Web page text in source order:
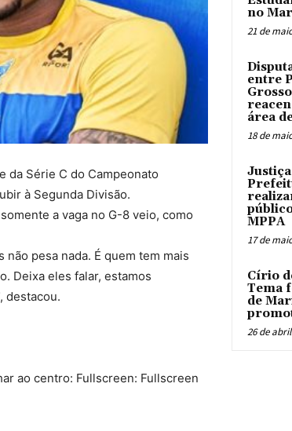
da Série C do Campeonato
à Segunda Divisão.
a vaga no G-8 veio, como
pesa nada. É quem tem mais
Deixa eles falar, estamos
destacou.
ao centro: Fullscreen: Fullscreen
no
21 de
entre
área
18 de
MPPA
17 de
Círio
Tema
de
26 de